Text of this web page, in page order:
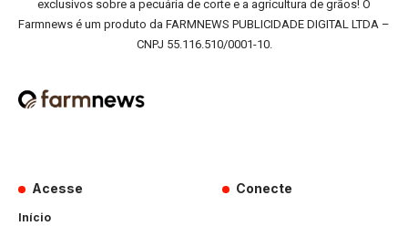
exclusivos sobre a pecuária de corte e a agricultura de grãos! O
Farmnews é um produto da FARMNEWS PUBLICIDADE DIGITAL LTDA –
CNPJ 55.116.510/0001-10.
Acesse
Início
Conecte